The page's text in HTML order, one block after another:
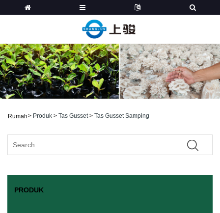
Rumah> Produk > Tas Gusset > Tas Gusset Samping
PRODUK